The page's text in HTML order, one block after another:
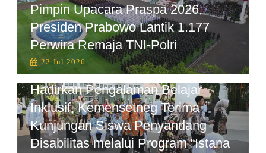
Pimpin Upacara Praspa 2026,
Presiden Prabowo Lantik 1.177
Perwira Remaja TNI-Polri
22 Jul 2026
Hadirkan Pengalaman Belajar
Inklusif, Kemensetneg Terima
Kunjungan Siswa Penyandang
Disabilitas melalui Program “Istana